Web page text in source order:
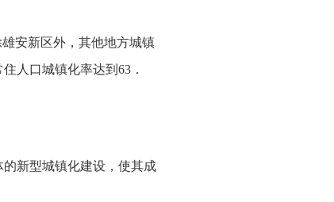
安新区外，其他地方城镇
人口城镇化率达到63．
新型城镇化建设，使其成